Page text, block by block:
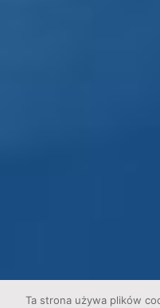
Ta strona używa plików